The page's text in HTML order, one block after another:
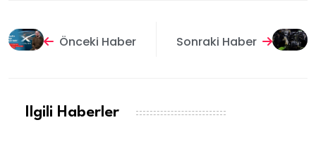
Önceki Haber Sonraki Haber
Ilgili Haberler